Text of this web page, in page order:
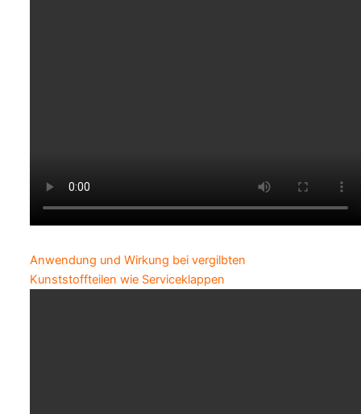
Anwendung und Wirkung bei vergilbten
Kunststoffteilen wie Serviceklappen